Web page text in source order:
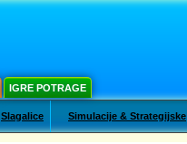
IGRE POTRAGE
Slagalice Simulacije & Strategijske